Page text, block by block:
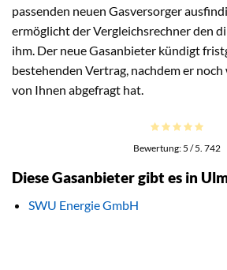
passenden neuen Gasversorger
ermöglicht der Vergleichsrechner den
ihm. Der neue Gasanbieter kündigt
bestehenden Vertrag, nachdem er
von Ihnen abgefragt hat.
Bewertung:5 / 5. 742
Diese Gasanbieter gibt es in
SWU Energie GmbH